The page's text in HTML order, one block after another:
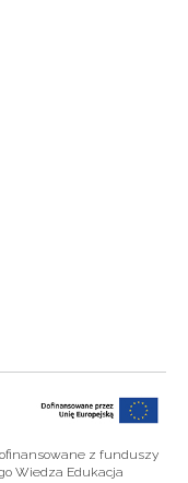
z funduszy
Wiedza Edukacja